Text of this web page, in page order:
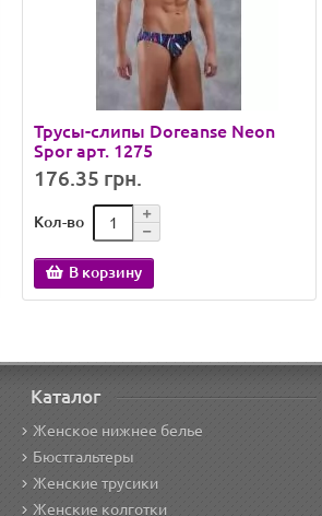
Трусы-слипы Doreanse Neon
Spor арт. 1275
176.35 грн.
Кол-во
В корзину
Каталог
Женское нижнее белье
Бюстгальтеры
Женские трусики
Женские колготки